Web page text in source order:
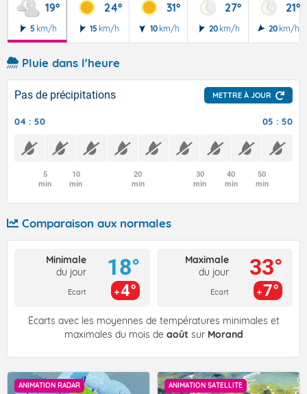
19°
5 km/h
24°
15 km/h
31°
10 km/h
27°
20 km/h
21°
20 km/h
Pluie dans l'heure
Pas de précipitations METTRE À JOUR
04 : 50 05 : 50
5
min
10
min
20
min
30
min
40
min
50
min
Comparaison aux normales
Minimale
du jour
Ecart
18°
4°
Maximale
du jour
Ecart
33°
7°
Écarts avec les moyennes de températures minimales et
maximales du mois de août sur Morand
ANIMATION RADAR ANIMATION SATELLITE